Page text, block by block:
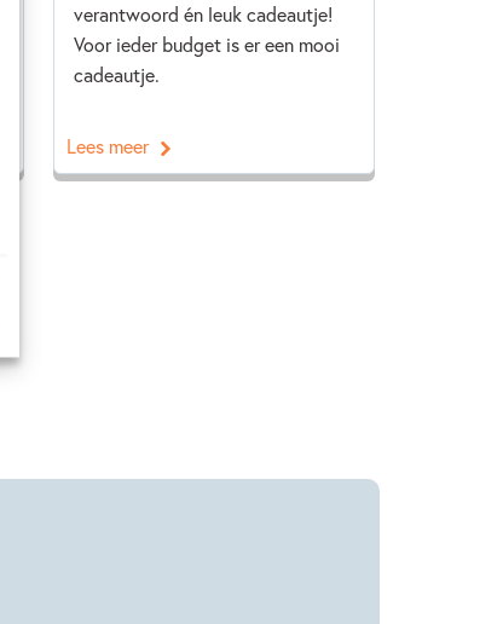
verantwoord én leuk cadeautje!
Voor ieder budget is er een mooi
cadeautje.
Lees meer